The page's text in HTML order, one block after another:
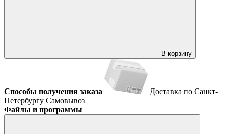
В корзину
Способы получения заказа
Доставка по Санкт-
Петербургу Самовывоз
Файлы и программы